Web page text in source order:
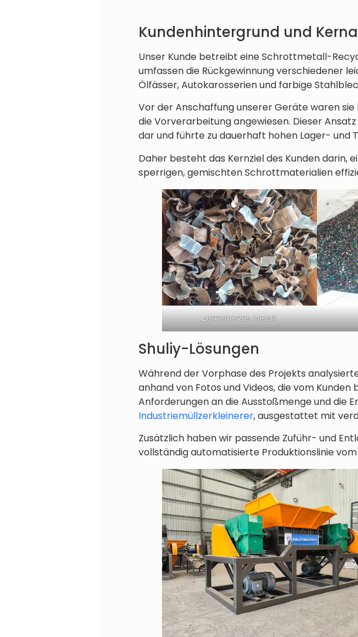
Kundenhintergrund und
Unser Kunde betreibt eine Schrottmetall-
umfassen die Rückgewinnung verschiedener
Ölfässer, Autokarosserien und farbige
Vor der Anschaffung unserer Geräte waren
die Vorverarbeitung angewiesen. Dieser
dar und führte zu dauerhaft hohen Lager- und
Daher besteht das Kernziel des Kunden darin,
sperrigen, gemischten Schrottmaterialien
zerkleinertes Metall
Shuliy-Lösungen
Während der Vorphase des Projekts
anhand von Fotos und Videos, die vom
Anforderungen an die Ausstoßmenge und die
Industriemüllzerkleinerer, ausgestattet mit
Zusätzlich haben wir passende Zuführ- und
vollständig automatisierte Produktionslinie